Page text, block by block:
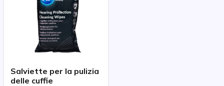
Salviette per la pulizia
delle cuffie